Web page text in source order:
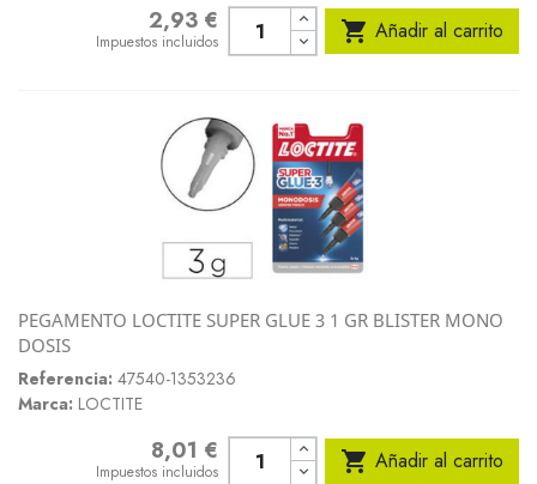
2,93 €
Impuestos incluidos  Añadir al carrito
PEGAMENTO LOCTITE SUPER GLUE 3 1 GR BLISTER MONO
DOSIS
Referencia: 47540-1353236
Marca: LOCTITE
8,01 €
Impuestos incluidos  Añadir al carrito